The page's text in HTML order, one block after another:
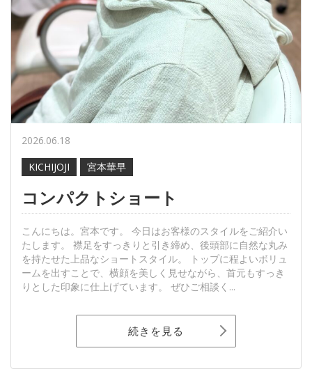
2026.06.18
KICHIJOJI
宮本華早
コンパクトショート
こんにちは。宮本です。 今日はお客様のスタイルをご紹介い
たします。 襟足をすっきりと引き締め、後頭部に自然な丸み
を持たせた上品なショートスタイル。 トップに程よいボリュ
ームを出すことで、横顔を美しく見せながら、首元もすっき
りとした印象に仕上げています。 ぜひご相談く...
続きを見る